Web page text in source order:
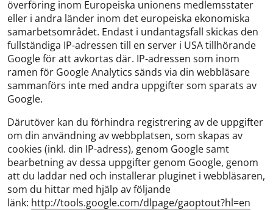
överföring inom Europeiska unionens medlemsstater
eller i andra länder inom det europeiska ekonomiska
samarbetsområdet. Endast i undantagsfall skickas den
fullständiga IP-adressen till en server i USA tillhörande
Google för att avkortas där. IP-adressen som inom
ramen för Google Analytics sänds via din webbläsare
sammanförs inte med andra uppgifter som sparats av
Google.
Därutöver kan du förhindra registrering av de uppgifter
om din användning av webbplatsen, som skapas av
cookies (inkl. din IP-adress), genom Google samt
bearbetning av dessa uppgifter genom Google, genom
att du laddar ned och installerar pluginet i webbläsaren,
som du hittar med hjälp av följande
länk: http://tools.google.com/dlpage/gaoptout?hl=en